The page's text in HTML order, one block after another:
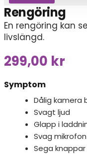
Rengöring
En rengöring kan
livslängd.
299,00 kr
Symptom
Dålig kamera
Svagt ljud
Glapp i
Svag mikrofon
Sega knappar